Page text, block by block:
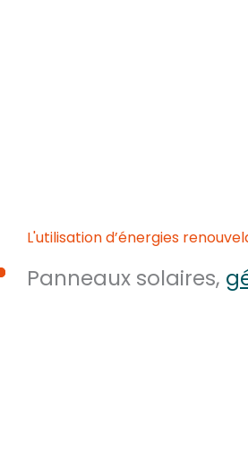
L'utilisation d’énergies
Panneaux solaires,